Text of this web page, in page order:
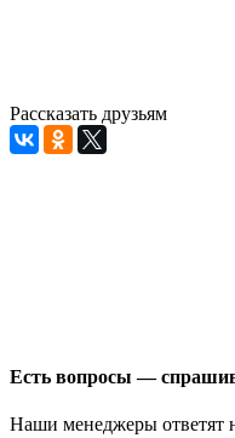
Рассказать друзьям
Есть вопросы —
Наши менеджеры ответят